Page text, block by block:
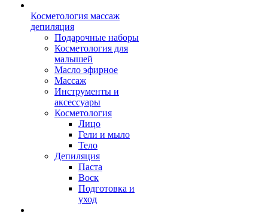
Косметология массаж
депиляция
Подарочные наборы
Косметология для
малышей
Масло эфирное
Массаж
Инструменты и
аксессуары
Косметология
Лицо
Гели и мыло
Тело
Депиляция
Паста
Воск
Подготовка и
уход